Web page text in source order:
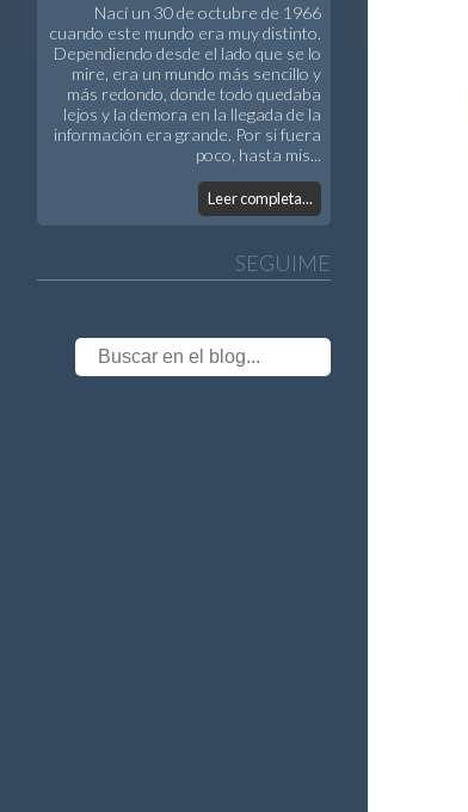
Nací un 30 de octubre de 1966
cuando este mundo era muy distinto.
Dependiendo desde el lado que se lo
mire, era un mundo más sencillo y
más redondo, donde todo quedaba
lejos y la demora en la llegada de la
información era grande. Por si fuera
poco, hasta mis...
Leer completa...
SEGUIME